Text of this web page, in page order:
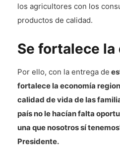
los agricultores con los
productos de calidad.
Se fortalece la
Por ello, con la entrega de
fortalece la economía
calidad de vida de las
país no le hacían falta
una que nosotros sí
Presidente.